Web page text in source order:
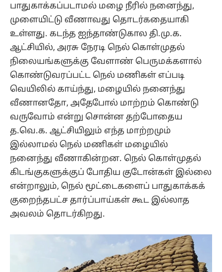
பாதுகாக்கப்படாமல் மழை நீரில் நனைந்து,
முளையிட்டு வீணாவது தொடர்கதையாகி
உள்ளது. கடந்த ஐந்தாண்டுகால தி.மு.க.
ஆட்சியில், அரசு நேரடி நெல் கொள்முதல்
நிலையங்களுக்கு வேளாண் பெருமக்களால்
கொண்டுவரப்பட்ட நெல் மணிகள் எப்படி
வெயிலில் காய்ந்து, மழையில் நனைந்து
வீணானதோ, அதேபோல் மாற்றம் கொண்டு
வருவோம் என்று சொன்ன தற்போதைய
த.வெ.க. ஆட்சியிலும் எந்த மாற்றமும்
இல்லாமல் நெல் மணிகள் மழையில்
நனைந்து வீணாகின்றன. நெல் கொள்முதல்
கிடங்குகளுக்குப் போதிய குடோன்கள் இல்லை
என்றாலும், நெல் மூட்டைகளைப் பாதுகாக்கக்
குறைந்தபட்ச தார்ப்பாய்கள் கூட இல்லாத
அவலம் தொடர்கிறது.